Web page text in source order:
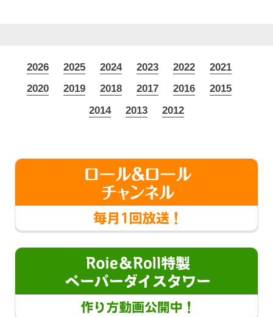
2026 2025 2024 2023 2022
2021
2020
2019 2018 2017 2016
2015
2014
2013 2012